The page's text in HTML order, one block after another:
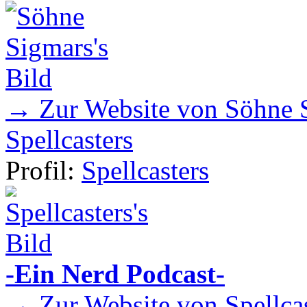
→ Zur Website von Söhne
Spellcasters
Profil: Spellcasters
-Ein Nerd Podcast-